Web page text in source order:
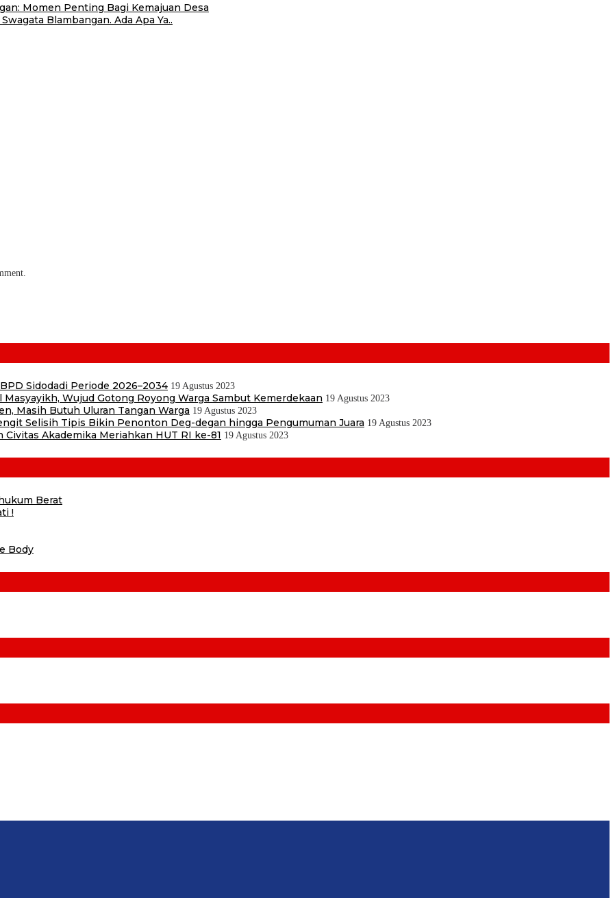
Momen Penting Bagi Kemajuan Desa
Blambangan. Ada Apa Ya..
Sidodadi Periode 2026–2034 19 Agustus 2023
Masyayikh, Wujud Gotong Royong Warga Sambut Kemerdekaan 19 Agustus 2023
Masih Butuh Uluran Tangan Warga 19 Agustus 2023
Selisih Tipis Bikin Penonton Deg-degan hingga Pengumuman Juara 19 Agustus 2023
Civitas Akademika Meriahkan HUT RI ke-81 19 Agustus 2023
Berat
!
Body